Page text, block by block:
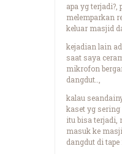
apa yg terjadi?,
melemparkan
keluar masjid
kejadian lain
saat saya
mikrofon
dangdut..,
kalau
kaset yg
itu bisa terjadi,
masuk ke
dangdut di tape